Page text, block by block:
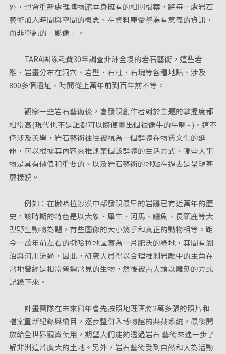
外，也會重新處理博物館本身擁有的相關檔案，將每一處岩石
藝術加入時間與空間的概念、在資料庫彙整為有意義的資訊，
而非單純的「影像」。
TARA團隊耗費30年調查非洲全境的岩石藝術，這些岩
雕、岩畫分布在洞穴、岩壁、石柱、石塊等各種地點、涉及
800多個遺址、時間從上萬年前到百年前不等。
觀察一些岩石藝術後，會發現創作者對於主題的掌握度都
相當高(現代也不是誰都可以隨便畫出個很像牛的牛啊~ )。這不
僅涉及美學，岩石藝術往往被視為一個群體在物質文化的延
伸，可以根據其內容來推測某個該群體的生活方式、哪些人事
物是具有價值和重要的、以及岩石藝術的地點在過去是呈現甚
麼樣貌。
例如：在撒哈拉沙漠中部發現最早的岩雕已有近萬年的歷
史，該時期的特色是以大象、犀牛、河馬、鱷魚、長頸鹿等大
型野生動物為題，有些圖像的大小幾乎和真正的動物相等。距
今一萬年前左右的撒哈拉地區實為一片肥沃的綠地，其間有湖
泊與河川流過，因此，研究人員得以合理推測岩雕中的主角在
當地曾經是相當普遍常見的生物，然後被古人類以雕刻的方式
記錄下來。
計畫團隊在未來四年會先按照地理區將2萬多張的照片和
檔案重新紀錄與編目，逐步整併入博物館的典藏系統，最後開
放給全世界觀賞使用，期望人們能夠透過岩石 藝術來進一步了
解非洲這片廣大的土地。另外，岩石藝術受到自然和人為活動